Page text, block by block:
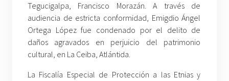
Tegucigalpa, Francisco Morazán. A través de
audiencia de estricta conformidad, Emigdio Ángel
Ortega López fue condenado por el delito de
daños agravados en perjuicio del patrimonio
cultural, en La Ceiba, Atlántida.
La Fiscalía Especial de Protección a las Etnias y